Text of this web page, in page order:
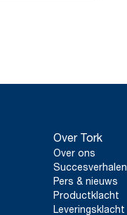
Over Tork
Over ons
Succesverhalen
Pers & nieuws
Productklacht
Leveringsklacht